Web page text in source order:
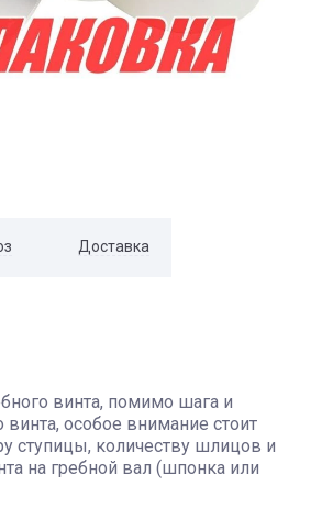
Доставка
винта, помимо шага и
винта, особое внимание стоит
ступицы, количеству шлицов и
на гребной вал (шпонка или